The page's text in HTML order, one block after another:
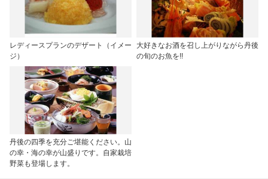
レディースプランのデザート（イメー
ジ）
大好きなお酒を召し上がりながら丹後
の旬のお魚を!!
丹後の四季を充分ご堪能ください。山
の幸・海の幸が山盛りです。自家栽培
野菜も登場します。